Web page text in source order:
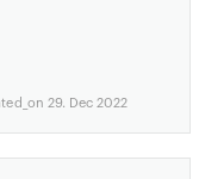
29. Dec 2022